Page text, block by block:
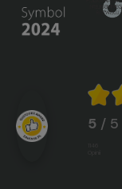
5 / 5